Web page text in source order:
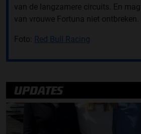
van de langzamere circuits. En
van vrouwe Fortuna niet ontbreken.
Foto: Red Bull Racing
UPDATES